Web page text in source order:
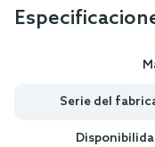
Serie del